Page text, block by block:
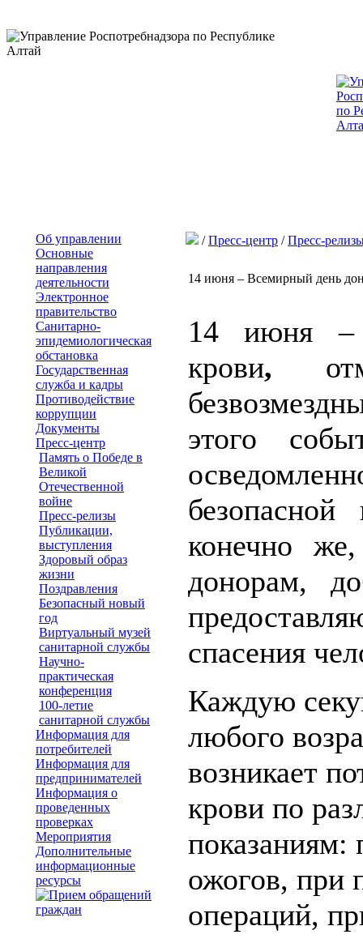
Об управлении
Основные
направления
деятельности
Электронное
правительство
Санитарно-
эпидемиологическая
обстановка
Государственная
служба и кадры
Противодействие
коррупции
Документы
Пресс-центр
Память о Победе в
Великой
Отечественной
войне
Пресс-релизы
Публикации,
выступления
Здоровый образ
жизни
Поздравления
Безопасный новый
год
Виртуальный музей
санитарной службы
Научно-
практическая
конференция
100-летие
санитарной службы
Информация для
потребителей
Информация для
предпринимателей
Информация о
проведенных
проверках
Мероприятия
Дополнительные
информационные
ресурсы
/Пресс-центр /Пресс-
14 июня – Всемирный день
14 июня –
крови,
этого
конечно
донорам,
спасения
Каждую
любого
возникает
крови по
показаниям:
ожогов, при
операций,